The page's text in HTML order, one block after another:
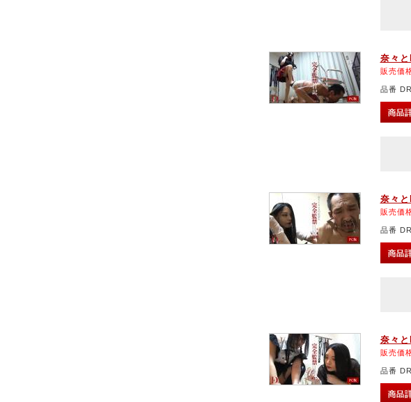
奈々
販売価
品番
奈々
販売価
品番
奈々
販売価
品番